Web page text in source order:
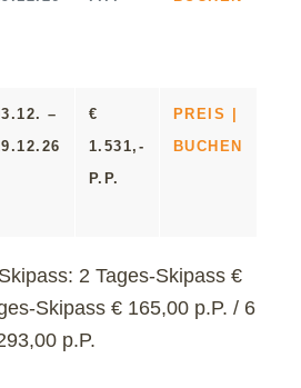
–
€
1.531,-
P.P.
PREIS |
BUCHEN
2 Tages-Skipass €
Skipass € 165,00 p.P. / 6
p.P.